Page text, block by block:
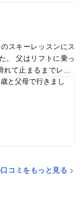
スキーレッスンにス
。 父はリフトに乗っ
れて止まるまでレッ
滑って、、止まれ
購入していてもった
ョップでウェアと
ら送迎してくれるの
コミをもっと見る